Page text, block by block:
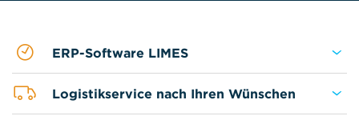
ERP-Software LIMES
Logistikservice nach Ihren Wünschen